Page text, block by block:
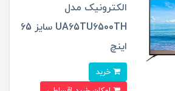
الکترونیک مدل
UA65TU6500TH سایز 65
اینچ